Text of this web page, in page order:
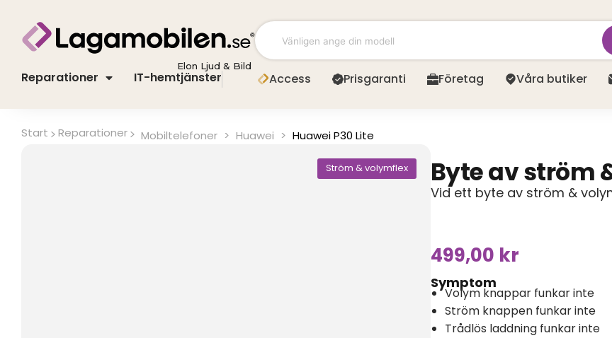
innehåll
Elon Ljud & Bild
Reparationer IT-hemtjänster Access Prisgaranti Företag Våra butiker
Start Reparationer Mobiltelefoner > Huawei > Huawei P30 Lite
Ström & volymflex Byte av ström
Vid ett byte av ström &
499,00 kr
Symptom
Volym knappar funkar inte
Ström knappen funkar inte
Trådlös laddning funkar inte